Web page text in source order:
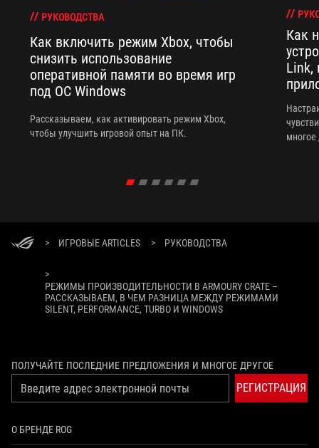
РУКОВОДСТВА
Как включить режим Xbox, чтобы
снизить использование
оперативной памяти во время игр
под ОС Windows
Рассказываем, как активировать режим Xbox,
чтобы улучшить игровой опыт на ПК.
Как
Link,
многое
> ИГРОВЫЕ ARTICLES > РУКОВОДСТВА
>
РЕЖИМЫ ПРОИЗВОДИТЕЛЬНОСТИ В ARMOURY CRATE –
РАССКАЗЫВАЕМ, В ЧЕМ РАЗНИЦА МЕЖДУ РЕЖИМАМИ
SILENT, PERFORMANCE, TURBO И WINDOWS
ПОЛУЧАЙТЕ ПОСЛЕДНИЕ ПРЕДЛОЖЕНИЯ И МНОГОЕ ДРУГОЕ
РЕГИСТРАЦИЯ
О БРЕНДЕ ROG